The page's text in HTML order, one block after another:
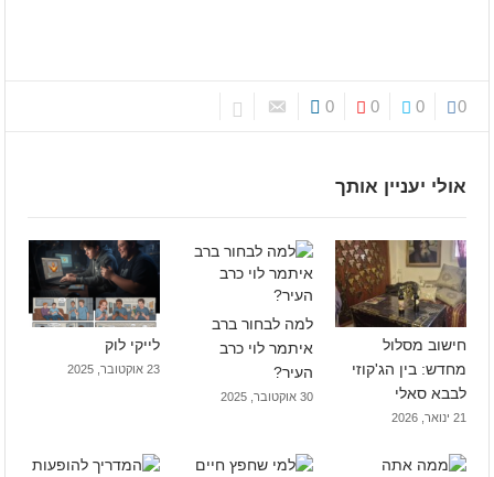
0
0
0
0
אולי יעניין אותך
חישוב מסלול
מחדש: בין הג'קוזי
לבבא סאלי
21 ינואר, 2026
למה לבחור ברב
איתמר לוי כרב
העיר?
30 אוקטובר, 2025
לייקי לוק
23 אוקטובר, 2025